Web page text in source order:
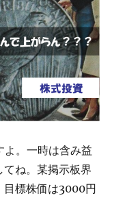
よ。一時は含み益
ね。某掲示板界
目標株価は3000円